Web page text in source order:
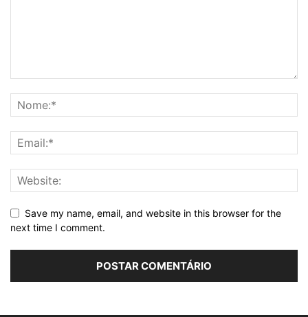
Save my name, email, and website in this browser for the
next time I comment.